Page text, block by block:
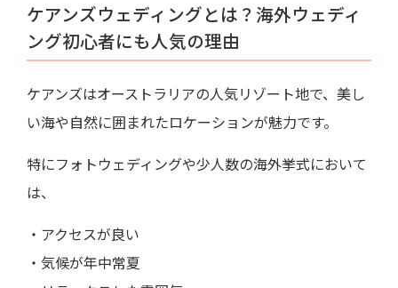
ケアンズウェディングとは？海外ウェディ
ング初心者にも人気の理由
ケアンズはオーストラリアの人気リゾート地で、美し
い海や自然に囲まれたロケーションが魅力です。
特にフォトウェディングや少人数の海外挙式において
は、
・アクセスが良い
・気候が年中常夏